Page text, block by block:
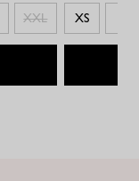
XXL XS